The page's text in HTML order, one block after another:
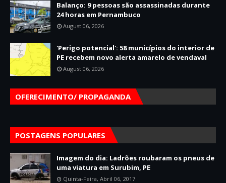
Balanço: 9 pessoas são assassinadas durante
24 horas em Pernambuco
August 06, 2026
'Perigo potencial': 58 municípios do interior de
PE recebem novo alerta amarelo de vendaval
August 06, 2026
OFERECIMENTO/ PROPAGANDA
POSTAGENS POPULARES
Imagem do dia: Ladrões roubaram os pneus de
uma viatura em Surubim, PE
Quinta-Feira, Abril 06, 2017